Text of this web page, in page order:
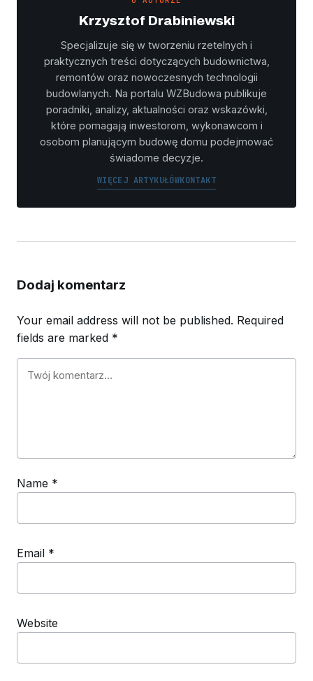
Krzysztof Drabiniewski
Specjalizuje się w tworzeniu rzetelnych i
praktycznych treści dotyczących budownictwa,
remontów oraz nowoczesnych technologii
budowlanych. Na portalu WZBudowa publikuje
poradniki, analizy, aktualności oraz wskazówki,
które pomagają inwestorom, wykonawcom i
osobom planującym budowę domu podejmować
świadome decyzje.
WIĘCEJ ARTYKUŁÓWKONTAKT
Dodaj komentarz
Your email address will not be published. Required
fields are marked *
Name *
Email *
Website